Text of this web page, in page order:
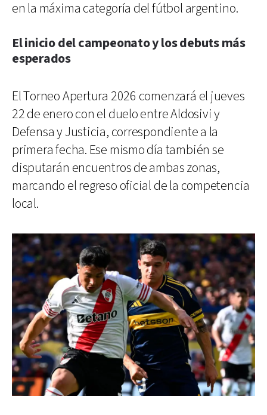
en la máxima categoría del fútbol argentino.
El inicio del campeonato y los debuts más
esperados
El Torneo Apertura 2026 comenzará el jueves
22 de enero con el duelo entre Aldosivi y
Defensa y Justicia, correspondiente a la
primera fecha. Ese mismo día también se
disputarán encuentros de ambas zonas,
marcando el regreso oficial de la competencia
local.